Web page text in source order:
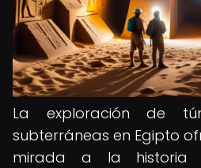
La exploración de
subterráneas en Egipto
mirada a la historia